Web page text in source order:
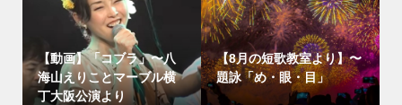
【動画】「コブラ」〜八
海山えりことマーブル横
丁大阪公演より
【8月の短歌教室より】〜
題詠「め・眼・目」